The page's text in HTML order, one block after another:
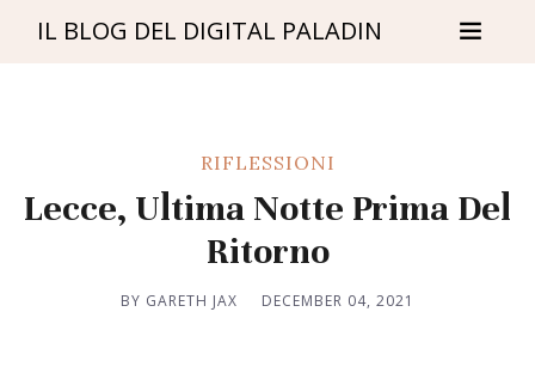
IL BLOG DEL DIGITAL PALADIN
RIFLESSIONI
Lecce, Ultima Notte Prima Del
Ritorno
BY GARETH JAX DECEMBER 04, 2021